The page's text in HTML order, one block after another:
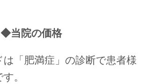
◆当院の価格
「肥満症」の診断で患者様
。